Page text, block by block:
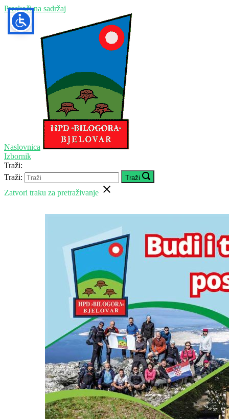
Preskoči na sadržaj
Naslovnica
Izbornik
Traži:
Traži:
Traži
Zatvori traku za pretraživanje